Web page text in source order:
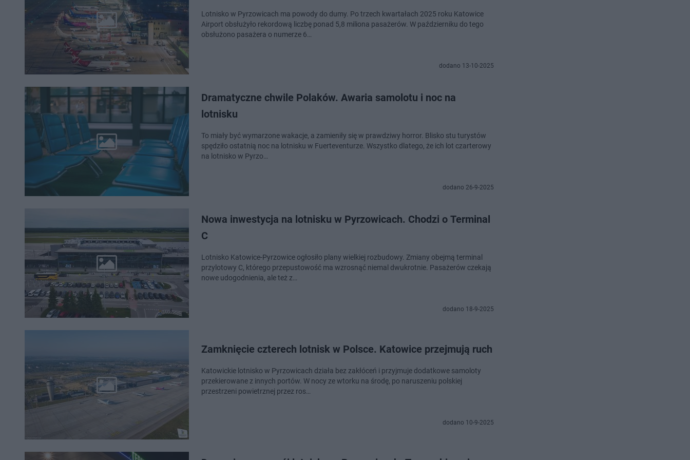
Lotnisko w Pyrzowicach ma powody do dumy. Po trzech kwartałach 2025 roku Katowice
Airport obsłużyło rekordową liczbę ponad 5,8 miliona pasażerów. W październiku do tego
obsłużono pasażera o numerze 6…
dodano 13-10-2025
Dramatyczne chwile Polaków. Awaria samolotu i noc na
lotnisku
To miały być wymarzone wakacje, a zamieniły się w prawdziwy horror. Blisko stu turystów
spędziło ostatnią noc na lotnisku w Fuerteventurze. Wszystko dlatego, że ich lot czarterowy
na lotnisko w Pyrzo…
dodano 26-9-2025
Nowa inwestycja na lotnisku w Pyrzowicach. Chodzi o Terminal
C
Lotnisko Katowice-Pyrzowice ogłosiło plany wielkiej rozbudowy. Zmiany obejmą terminal
przylotowy C, którego przepustowość ma wzrosnąć niemal dwukrotnie. Pasażerów czekają
nowe udogodnienia, ale też z…
dodano 18-9-2025
Zamknięcie czterech lotnisk w Polsce. Katowice przejmują ruch
Katowickie lotnisko w Pyrzowicach działa bez zakłóceń i przyjmuje dodatkowe samoloty
przekierowane z innych portów. W nocy ze wtorku na środę, po naruszeniu polskiej
przestrzeni powietrznej przez ros…
dodano 10-9-2025